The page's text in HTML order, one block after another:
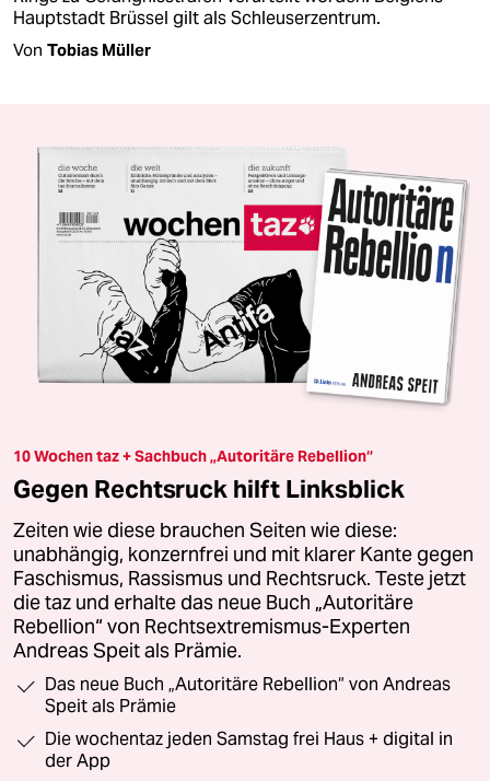
Hauptstadt Brüssel gilt als Schleuserzentrum.
Von Tobias Müller
10 Wochen taz + Sachbuch „Autoritäre Rebellion“
Gegen Rechtsruck hilft Linksblick
Zeiten wie diese brauchen Seiten wie diese:
unabhängig, konzernfrei und mit klarer Kante gegen
Faschismus, Rassismus und Rechtsruck. Teste jetzt
die taz und erhalte das neue Buch „Autoritäre
Rebellion“ von Rechtsextremismus-Experten
Andreas Speit als Prämie.
Das neue Buch „Autoritäre Rebellion“ von Andreas
Speit als Prämie
Die wochentaz jeden Samstag frei Haus + digital in
der App